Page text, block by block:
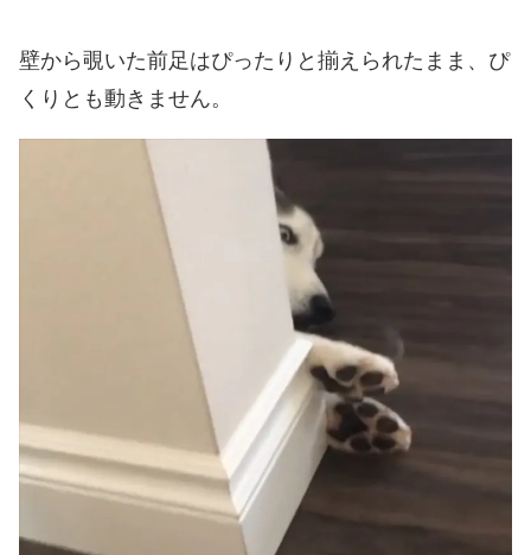
壁から覗いた前足はぴったりと揃えられたまま、ぴ
くりとも動きません。